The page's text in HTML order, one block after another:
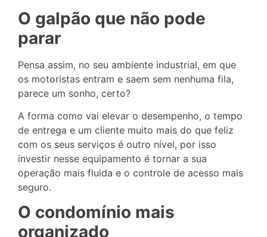
O galpão que não pode
parar
Pensa assim, no seu ambiente industrial, em que
os motoristas entram e saem sem nenhuma fila,
parece um sonho, certo?
A forma como vai elevar o desempenho, o tempo
de entrega e um cliente muito mais do que feliz
com os seus serviços é outro nível, por isso
investir nesse equipamento é tornar a sua
operação mais fluida e o controle de acesso mais
seguro.
O condomínio mais
organizado